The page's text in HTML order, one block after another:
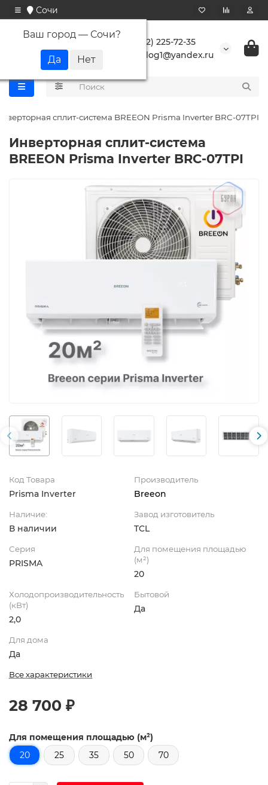
Сочи
Ваш город — Сочи?
+7 (862) 225-72-35
buranlog1@yandex.ru
сплит-система BREEON Prisma Inverter BRC-07TPI
Инверторная сплит-система
BREEON Prisma Inverter BRC-07TPI
Код Товара
Prisma Inverter
Производитель
Breeon
Наличие:
В наличии
Завод изготовитель
TCL
Серия
PRISMA
Для помещения площадью
(м²)
20
Холодопроизводительность
(кВт)
2,0
Бытовой
Да
Для дома
Да
Все характеристики
28 700 ₽
Для помещения площадью (м²)
20
25 35 50 70